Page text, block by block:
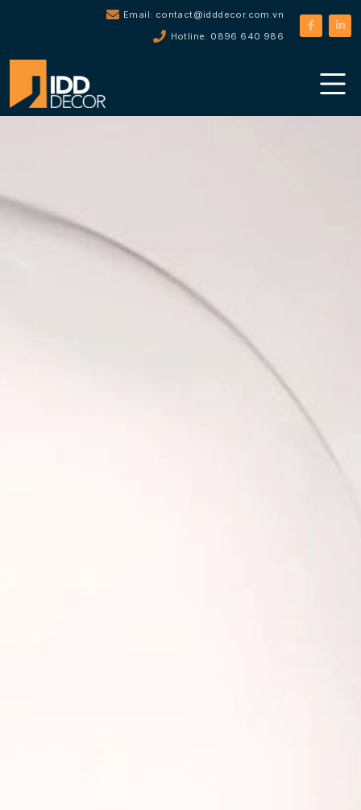
Email: contact@idddecor.com.vn
Hotline: 0896 640 986